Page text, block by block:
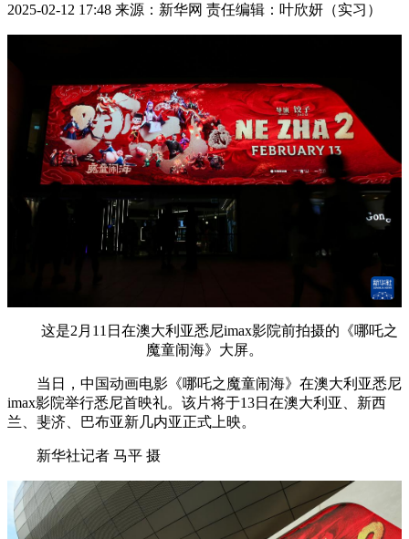
2025-02-12 17:48 来源：新华网 责任编辑：叶欣妍（实习）
这是2月11日在澳大利亚悉尼imax影院前拍摄的《哪吒之
魔童闹海》大屏。
当日，中国动画电影《哪吒之魔童闹海》在澳大利亚悉尼
imax影院举行悉尼首映礼。该片将于13日在澳大利亚、新西
兰、斐济、巴布亚新几内亚正式上映。
新华社记者 马平 摄